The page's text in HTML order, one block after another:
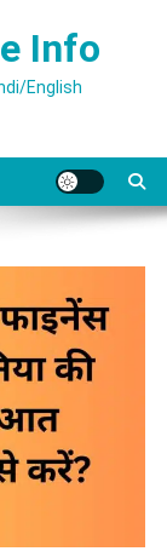
Info
English